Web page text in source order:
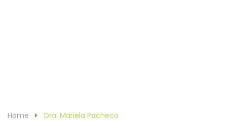
Home Dra. Mariela Pacheco